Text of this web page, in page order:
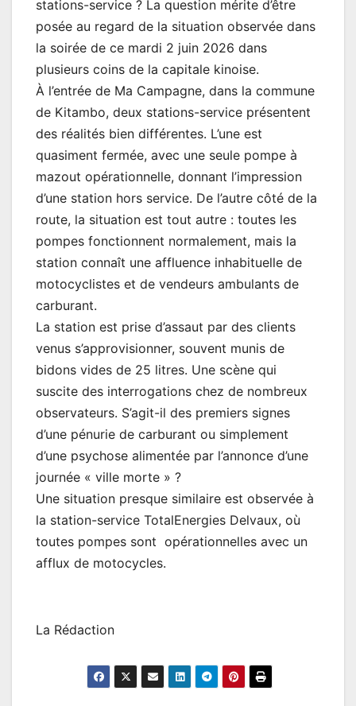
stations-service ? La question mérite d’être
posée au regard de la situation observée dans
la soirée de ce mardi 2 juin 2026 dans
plusieurs coins de la capitale kinoise.
À l’entrée de Ma Campagne, dans la commune
de Kitambo, deux stations-service présentent
des réalités bien différentes. L’une est
quasiment fermée, avec une seule pompe à
mazout opérationnelle, donnant l’impression
d’une station hors service. De l’autre côté de la
route, la situation est tout autre : toutes les
pompes fonctionnent normalement, mais la
station connaît une affluence inhabituelle de
motocyclistes et de vendeurs ambulants de
carburant.
La station est prise d’assaut par des clients
venus s’approvisionner, souvent munis de
bidons vides de 25 litres. Une scène qui
suscite des interrogations chez de nombreux
observateurs. S’agit-il des premiers signes
d’une pénurie de carburant ou simplement
d’une psychose alimentée par l’annonce d’une
journée « ville morte » ?
Une situation presque similaire est observée à
la station-service TotalEnergies Delvaux, où
toutes pompes sont opérationnelles avec un
afflux de motocycles.
La Rédaction